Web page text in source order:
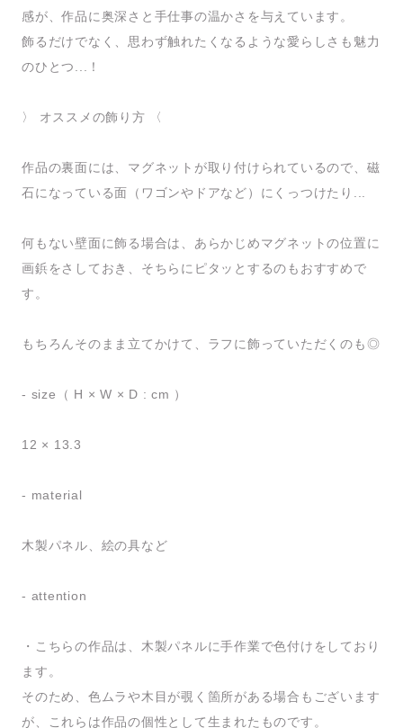
感が、作品に奥深さと手仕事の温かさを与えています。
飾るだけでなく、思わず触れたくなるような愛らしさも魅力
のひとつ...！
〉 オススメの飾り方 〈
作品の裏面には、マグネットが取り付けられているので、磁
石になっている面（ワゴンやドアなど）にくっつけたり...
何もない壁面に飾る場合は、あらかじめマグネットの位置に
画鋲をさしておき、そちらにピタッとするのもおすすめで
す。
もちろんそのまま立てかけて、ラフに飾っていただくのも◎
- size（ H × W × D : cm ）
12 × 13.3
- material
木製パネル、絵の具など
- attention
・こちらの作品は、木製パネルに手作業で色付けをしており
ます。
そのため、色ムラや木目が覗く箇所がある場合もございます
が、これらは作品の個性として生まれたものです。